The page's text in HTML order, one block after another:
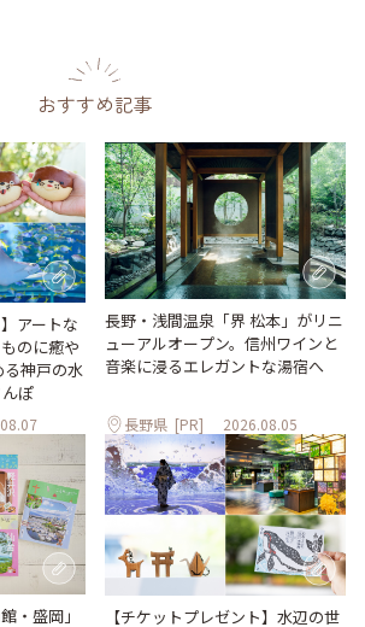
おすすめ記事
アートな
のに癒や
神戸の水
ぽ
長野・浅間温泉「界 松本」がリニ
ューアルオープン。信州ワインと
音楽に浸るエレガントな湯宿へ
長野県 [PR] 2026.08.05
・盛岡」 【チケットプレゼント】水辺の世